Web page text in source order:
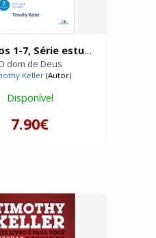
Romanos 1-7, Série estudando a Palavra
dom de Deus
Keller (Autor)
Disponível
7.90€